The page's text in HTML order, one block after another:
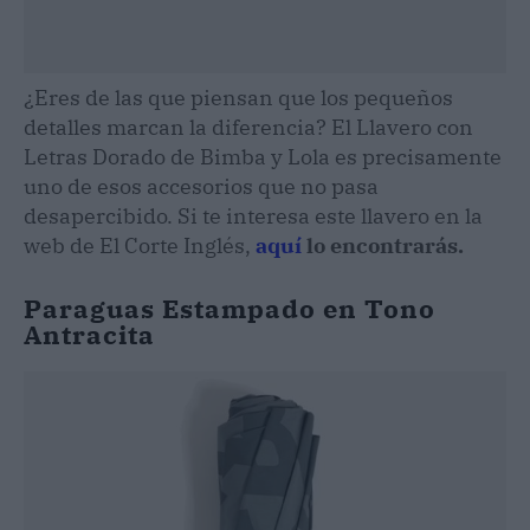
¿Eres de las que piensan que los pequeños
detalles marcan la diferencia? El Llavero con
Letras Dorado de Bimba y Lola es precisamente
uno de esos accesorios que no pasa
desapercibido. Si te interesa este llavero en la
web de El Corte Inglés, aquílo encontrarás.
Paraguas Estampado en Tono
Antracita